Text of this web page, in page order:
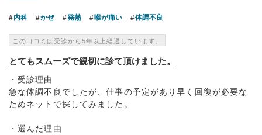
内科 かぜ 発熱 喉が痛い 体調不良
この口コミは受診から5年以上経過しています。
とてもスムーズで親切に診て頂けました。
・受診理由
急な体調不良でしたが、仕事の予定があり早く回復が必要な
ためネットで探してみました。
・選んだ理由